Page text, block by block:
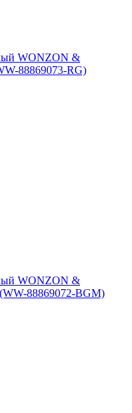
WONZON &
88869073-RG)
WONZON &
88869072-BGM)